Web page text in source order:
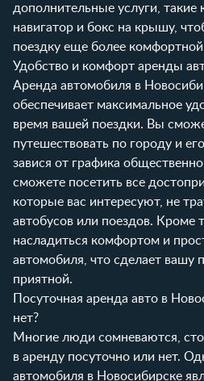
дополнительные услуги, такие
навигатор и бокс на крышу,
поездку еще более
Удобство и комфорт аренды
Аренда автомобиля в
обеспечивает максимальное
время вашей поездки. Вы
путешествовать по городу и
завися от графика
сможете посетить все
которые вас интересуют, не
автобусов или поездов. Кроме
насладиться комфортом и
автомобиля, что сделает вашу
приятной.
Посуточная аренда авто в
нет?
Многие люди сомневаются,
в аренду посуточно или нет.
автомобиля в Новосибирске